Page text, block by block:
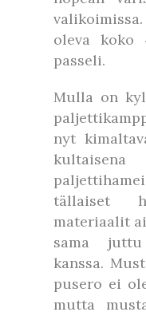
oleva
passeli.
Mulla on
nyt
tällaiset
materiaalit
sama
kanssa.
pusero ei
mutta